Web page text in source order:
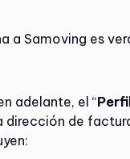
a Samoving es
adelante, el “
de